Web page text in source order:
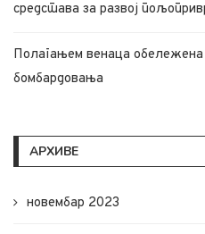
средстава за развој
Полагањем венаца
бомбардовања
АРХИВЕ
новембар 2023